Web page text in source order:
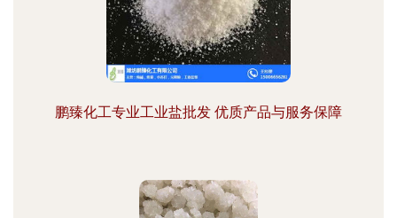
鹏臻化工专业工业盐批发 优质产品与服务保障